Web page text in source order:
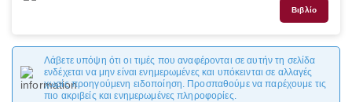
Βιβλίο
Λάβετε υπόψη ότι οι τιμές που αναφέρονται σε αυτήν τη σελίδα
ενδέχεται να μην είναι ενημερωμένες και υπόκεινται σε αλλαγές
χωρίς προηγούμενη ειδοποίηση. Προσπαθούμε να παρέχουμε τις
πιο ακριβείς και ενημερωμένες πληροφορίες.